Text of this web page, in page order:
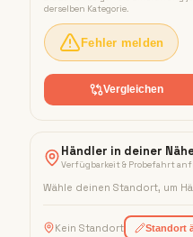
derselben Kategorie.
Fehler melden
Vergleichen
Händler in deiner
Verfügbarkeit & Probefahrt
Wähle deinen Standort, um
Kein Standort Standort